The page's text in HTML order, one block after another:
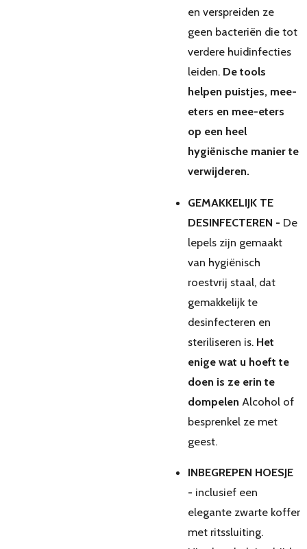
en verspreiden ze
geen bacteriën die tot
verdere huidinfecties
leiden. De tools
helpen puistjes, mee-
eters en mee-eters
op een heel
hygiënische manier te
verwijderen.
GEMAKKELIJK TE
DESINFECTEREN - De
lepels zijn gemaakt
van hygiënisch
roestvrij staal, dat
gemakkelijk te
desinfecteren en
steriliseren is. Het
enige wat u hoeft te
doen is ze erin te
dompelen Alcohol of
besprenkel ze met
geest.
INBEGREPEN HOESJE
- inclusief een
elegante zwarte koffer
met ritssluiting.